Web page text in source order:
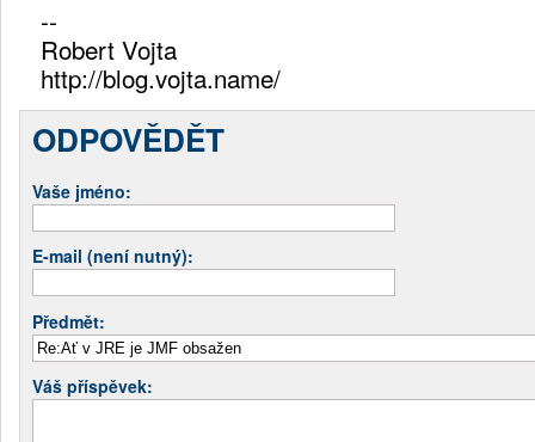
--
Robert Vojta
http://blog.vojta.name/
ODPOVĚDĚT
Vaše jméno:
E-mail (není nutný):
Předmět:
Váš příspěvek: